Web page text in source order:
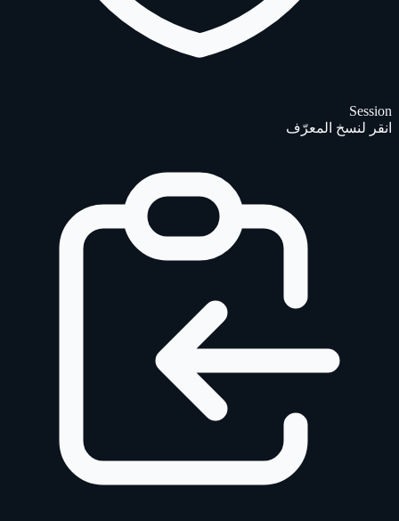
Session
انقر لنسخ المعرّف